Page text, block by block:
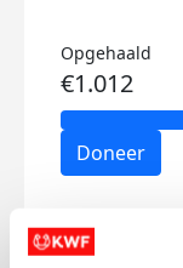
Opgehaald
€1.012
Doneer